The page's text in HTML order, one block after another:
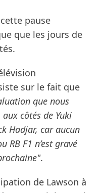
pause
que les jours de
sur le fait que
que nous
côtés de Yuki
Hadjar, car aucun
RB F1 n’est gravé
.
de Lawson à